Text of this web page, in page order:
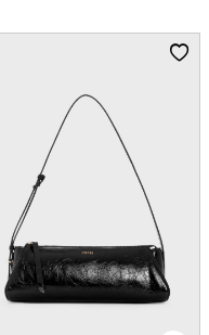
desenli kapitone detaylı